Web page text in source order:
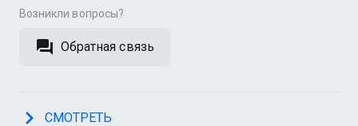
Возникли вопросы?
Обратная связь
СМОТРЕТЬ